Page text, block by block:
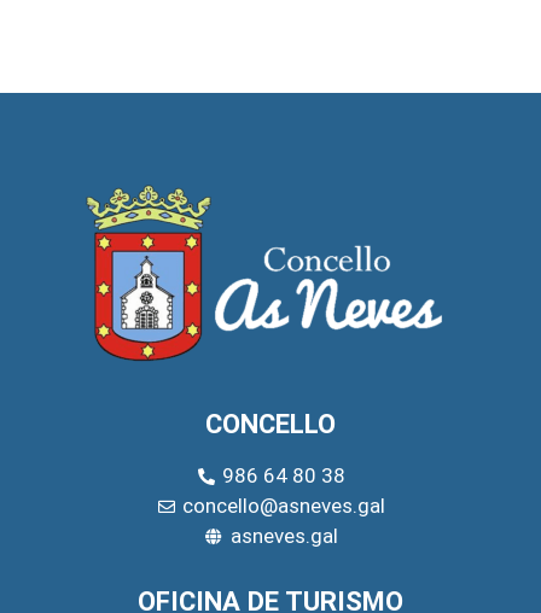
CONCELLO
986 64 80 38
concello@asneves.gal
asneves.gal
OFICINA DE TURISMO